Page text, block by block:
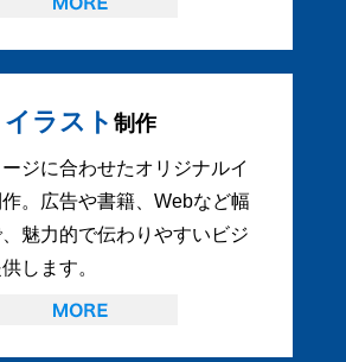
イラスト 制作
ジに合わせたオリジナルイ
。広告や書籍、Webなど幅
魅力的で伝わりやすいビジ
します。